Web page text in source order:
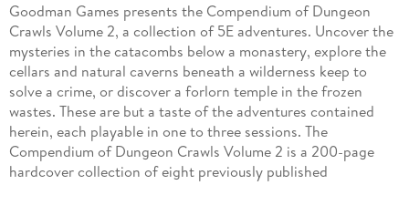
Goodman Games presents the Compendium of Dungeon
Crawls Volume 2, a collection of 5E adventures. Uncover the
mysteries in the catacombs below a monastery, explore the
cellars and natural caverns beneath a wilderness keep to
solve a crime, or discover a forlorn temple in the frozen
wastes. These are but a taste of the adventures contained
herein, each playable in one to three sessions. The
Compendium of Dungeon Crawls Volume 2 is a 200-page
hardcover collection of eight previously published